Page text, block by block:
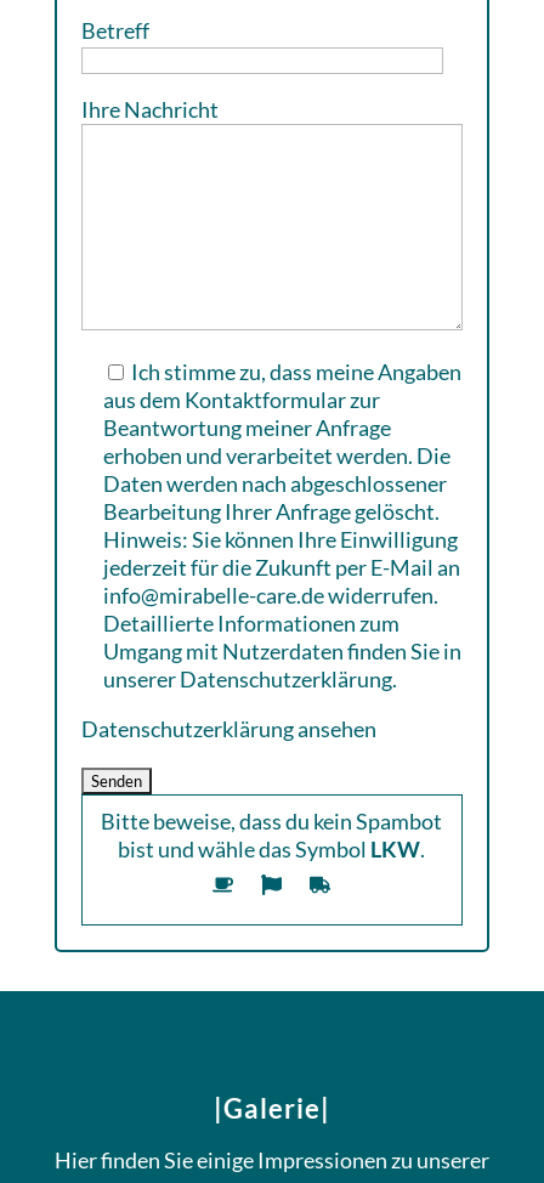
Betreff
Ihre Nachricht
Ich stimme zu, dass meine Angaben
aus dem Kontaktformular zur
Beantwortung meiner Anfrage
erhoben und verarbeitet werden. Die
Daten werden nach abgeschlossener
Bearbeitung Ihrer Anfrage gelöscht.
Hinweis: Sie können Ihre Einwilligung
jederzeit für die Zukunft per E-Mail an
info@mirabelle-care.de widerrufen.
Detaillierte Informationen zum
Umgang mit Nutzerdaten finden Sie in
unserer Datenschutzerklärung.
Datenschutzerklärung ansehen
Bitte beweise, dass du kein Spambot
bist und wähle das Symbol LKW.
|Galerie|
Hier finden Sie einige Impressionen zu unserer